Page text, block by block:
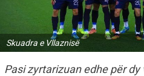
Skuadra e Vllaznisë
Pasi zyrtarizuan edhe për